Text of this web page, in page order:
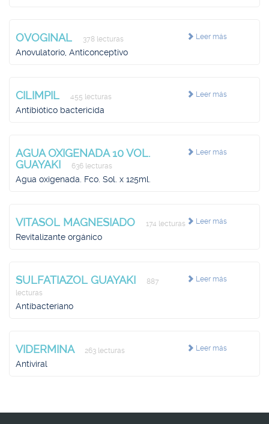
Leer más
OVOGINAL 378 lecturas
Anovulatorio, Anticonceptivo
Leer más
CILIMPIL 455 lecturas
Antibiótico bactericida
Leer más
AGUA OXIGENADA 10 VOL.
GUAYAKI
636 lecturas
Agua oxigenada. Fco. Sol. x 125ml.
Leer más
VITASOL MAGNESIADO 174 lecturas
Revitalizante orgánico
Leer más
SULFATIAZOL GUAYAKI
887
lecturas
Antibacteriano
Leer más
VIDERMINA 263 lecturas
Antiviral